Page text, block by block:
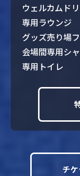
ウェルカムド
専用ラウンジ
グッズ売り場
会場間専用シ
専用トイレ
チ